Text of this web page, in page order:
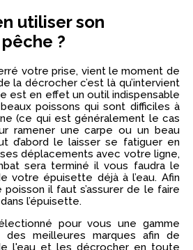
utiliser son
?
votre prise, vient le moment de
la décrocher c’est là qu’intervient
est en effet un outil indispensable
poissons qui sont difficiles à
(ce qui est généralement le cas
ramener une carpe ou un beau
d’abord le laisser se fatiguer en
ses déplacements avec votre ligne,
sera terminé il vous faudra le
votre épuisette déjà à l’eau. Afin
poisson il faut s’assurer de le faire
l’épuisette.
pour vous une gamme
des meilleures marques afin de
l'eau et les décrocher en toute